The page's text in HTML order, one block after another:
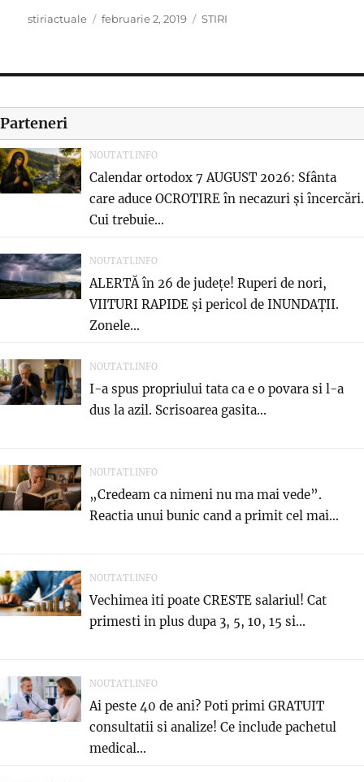
Author
stiriactuale
Posted
februarie 2, 2019 Categories
STIRI
Parteneri
NOUTATI.INFO
Calendar ortodox 7 AUGUST 2026: Sfânta
care aduce OCROTIRE în necazuri și încercări.
Cui trebuie...
NOUTATI.INFO
ALERTĂ în 26 de județe! Ruperi de nori,
VIITURI RAPIDE și pericol de INUNDAȚII.
Zonele...
NOUTATI.INFO
I-a spus propriului tata ca e o povara si l-a
dus la azil. Scrisoarea gasita...
NOUTATI.INFO
„Credeam ca nimeni nu ma mai vede”.
Reactia unui bunic cand a primit cel mai...
NOUTATI.INFO
Vechimea iti poate CRESTE salariul! Cat
primesti in plus dupa 3, 5, 10, 15 si...
NOUTATI.INFO
Ai peste 40 de ani? Poti primi GRATUIT
consultatii si analize! Ce include pachetul
medical...